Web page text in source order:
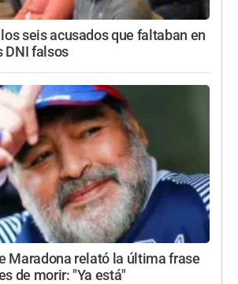
seis acusados que faltaban en
DNI falsos
Maradona relató la última frase
de morir: "Ya está"